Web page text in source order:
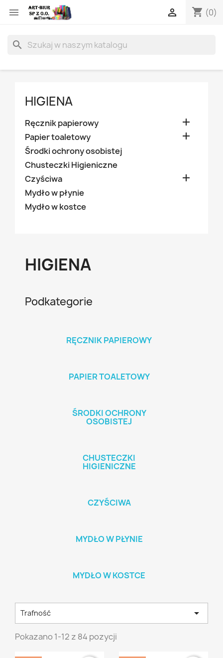
 shopping_cart (0)

search
HIGIENA
Ręcznik papierowy 
Papier toaletowy 
Środki ochrony osobistej
Chusteczki Higieniczne
Czyściwa

Mydło w płynie
Mydło w kostce
HIGIENA
Podkategorie
RĘCZNIK PAPIEROWY
PAPIER TOALETOWY
ŚRODKI OCHRONY
OSOBISTEJ
CHUSTECZKI
HIGIENICZNE
CZYŚCIWA
MYDŁO W PŁYNIE
MYDŁO W KOSTCE
Trafność 
Pokazano 1-12 z 84 pozycji